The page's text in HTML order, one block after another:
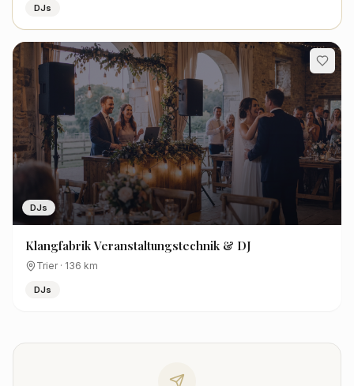
DJs
DJs
Klangfabrik Veranstaltungstechnik & DJ
Trier· 136 km
DJs